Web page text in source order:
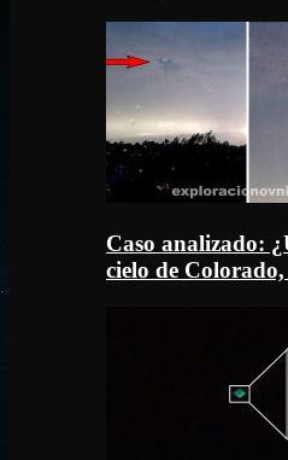
Caso analizado:
cielo de